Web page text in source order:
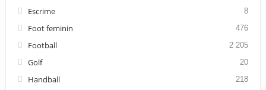
Escrime 8
Foot feminin 476
Football 2 205
Golf 20
Handball 218